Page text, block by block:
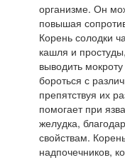
организме. Он
повышая
Корень солодки
кашля и
выводить
бороться с
препятствуя их
помогает при
желудка,
свойствам.
надпочечников,